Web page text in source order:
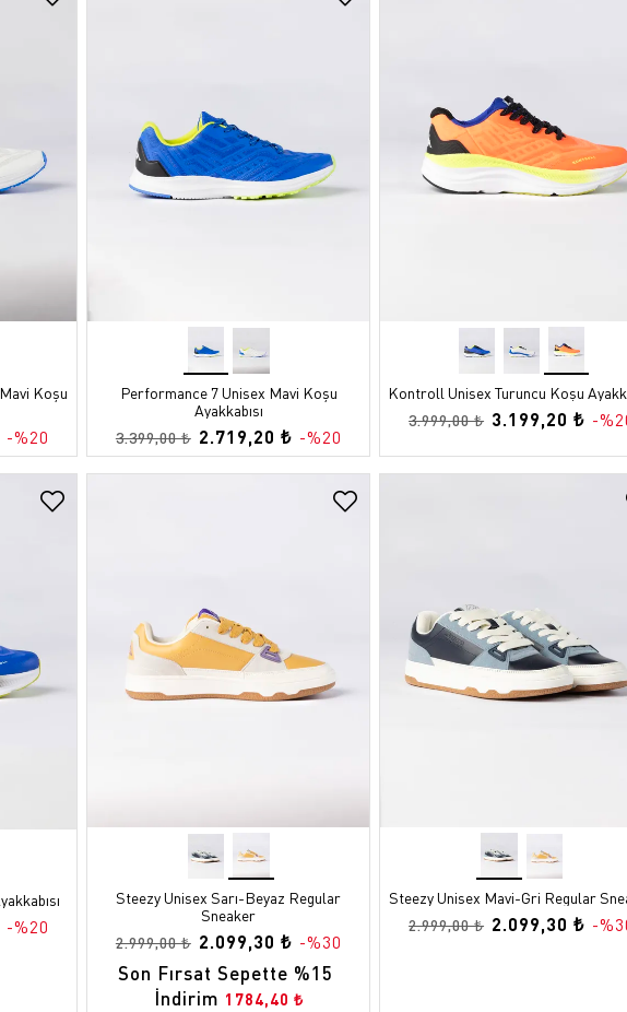
Koşu
-%20
Performance 7 Unisex Mavi Koşu
Ayakkabısı
3.399,00 ₺ 2.719,20 ₺ -%20
Kontroll Unisex Turuncu Koşu
3.999,00 ₺ 3.199,20 ₺ -
-%20
Steezy Unisex Sarı-Beyaz Regular
Sneaker
2.999,00 ₺ 2.099,30 ₺ -%30
Son Fırsat Sepette %15
İndirim 1784,40 ₺
Steezy Unisex Mavi-Gri Regular
2.999,00 ₺ 2.099,30 ₺ -